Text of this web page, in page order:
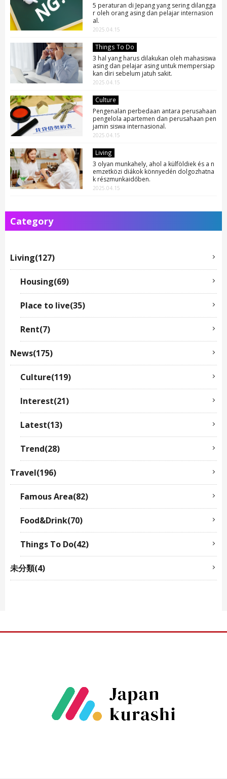
5 peraturan di Jepang yang sering dilangga
r oleh orang asing dan pelajar internasion
al.
2025.04.15
Things To Do
3 hal yang harus dilakukan oleh mahasiswa
asing dan pelajar asing untuk mempersiap
kan diri sebelum jatuh sakit.
2025.04.15
Culture
Pengenalan perbedaan antara perusahaan
pengelola apartemen dan perusahaan pen
jamin siswa internasional.
2025.04.15
Living
3 olyan munkahely, ahol a külföldiek és a n
emzetközi diákok könnyedén dolgozhatna
k részmunkaidőben.
2025.04.15
Category
Living(127)
Housing(69)
Place to live(35)
Rent(7)
News(175)
Culture(119)
Interest(21)
Latest(13)
Trend(28)
Travel(196)
Famous Area(82)
Food&Drink(70)
Things To Do(42)
未分類(4)